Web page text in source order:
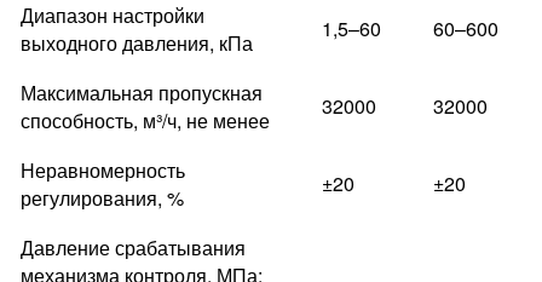
Диапазон настройки
выходного давления, кПа
1,5–60 60–600
Максимальная пропускная
способность, м³/ч, не менее
32000 32000
Неравномерность
регулирования, %
±20 ±20
Давление срабатывания
механизма контроля, МПа: